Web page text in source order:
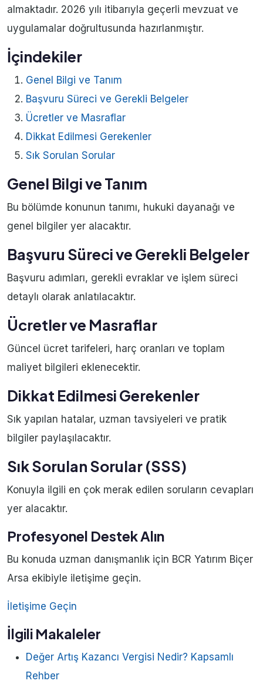
almaktadır. 2026 yılı itibarıyla geçerli mevzuat ve
uygulamalar doğrultusunda hazırlanmıştır.
İçindekiler
Genel Bilgi ve Tanım
Başvuru Süreci ve Gerekli Belgeler
Ücretler ve Masraflar
Dikkat Edilmesi Gerekenler
Sık Sorulan Sorular
Genel Bilgi ve Tanım
Bu bölümde konunun tanımı, hukuki dayanağı ve
genel bilgiler yer alacaktır.
Başvuru Süreci ve Gerekli Belgeler
Başvuru adımları, gerekli evraklar ve işlem süreci
detaylı olarak anlatılacaktır.
Ücretler ve Masraflar
Güncel ücret tarifeleri, harç oranları ve toplam
maliyet bilgileri eklenecektir.
Dikkat Edilmesi Gerekenler
Sık yapılan hatalar, uzman tavsiyeleri ve pratik
bilgiler paylaşılacaktır.
Sık Sorulan Sorular (SSS)
Konuyla ilgili en çok merak edilen soruların cevapları
yer alacaktır.
Profesyonel Destek Alın
Bu konuda uzman danışmanlık için BCR Yatırım Biçer
Arsa ekibiyle iletişime geçin.
İletişime Geçin
İlgili Makaleler
Değer Artış Kazancı Vergisi Nedir? Kapsamlı
Rehber